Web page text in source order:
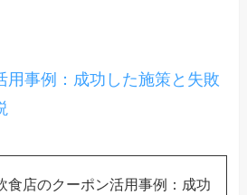
用事例：成功した施策と失敗
食店のクーポン活用事例：成功